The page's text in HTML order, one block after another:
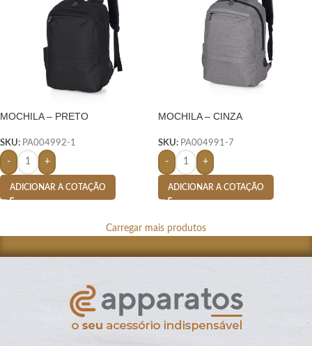
MOCHILA – PRETO
SKU: PA004992-1
- +
ADICIONAR A COTAÇÃO
MOCHILA – CINZA
SKU: PA004991-7
- +
ADICIONAR A COTAÇÃO
Carregar mais produtos